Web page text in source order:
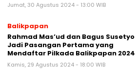
Jumat, 30 Agustus 2024 - 13:00 WIB
Balikpapan
Rahmad Mas’ud dan Bagus Susetyo
Jadi Pasangan Pertama yang
Mendaftar Pilkada Balikpapan 2024
Kamis, 29 Agustus 2024 - 18:00 WIB